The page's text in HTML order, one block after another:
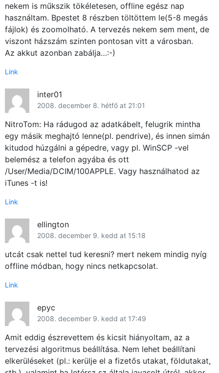
nekem is műkszik tökéletesen, offline egész nap
használtam. Bpestet 8 részben töltöttem le(5-8 megás
fájlok) és zoomolható. A tervezés nekem sem ment, de
viszont házszám szinten pontosan vitt a városban.
Az akkut azonban zabálja…:-)
Link
inter01
2008. december 8. hétfő at 21:01
NitroTom: Ha rádugod az adatkábelt, felugrik mintha
egy másik meghajtó lenne(pl. pendrive), és innen simán
kitudod húzgálni a gépedre, vagy pl. WinSCP -vel
belemész a telefon agyába és ott
/User/Media/DCIM/100APPLE. Vagy használhatod az
iTunes -t is!
Link
ellington
2008. december 9. kedd at 15:18
utcát csak nettel tud keresni? mert nekem mindig nyíg
offline módban, hogy nincs netkapcsolat.
Link
epyc
2008. december 9. kedd at 17:49
Amit eddig észrevettem és kicsit hiányoltam, az a
tervezési algoritmus beállítása. Nem lehet beállítani
elkerüléseket (pl.: kerülje el a fizetős utakat, földutakat,